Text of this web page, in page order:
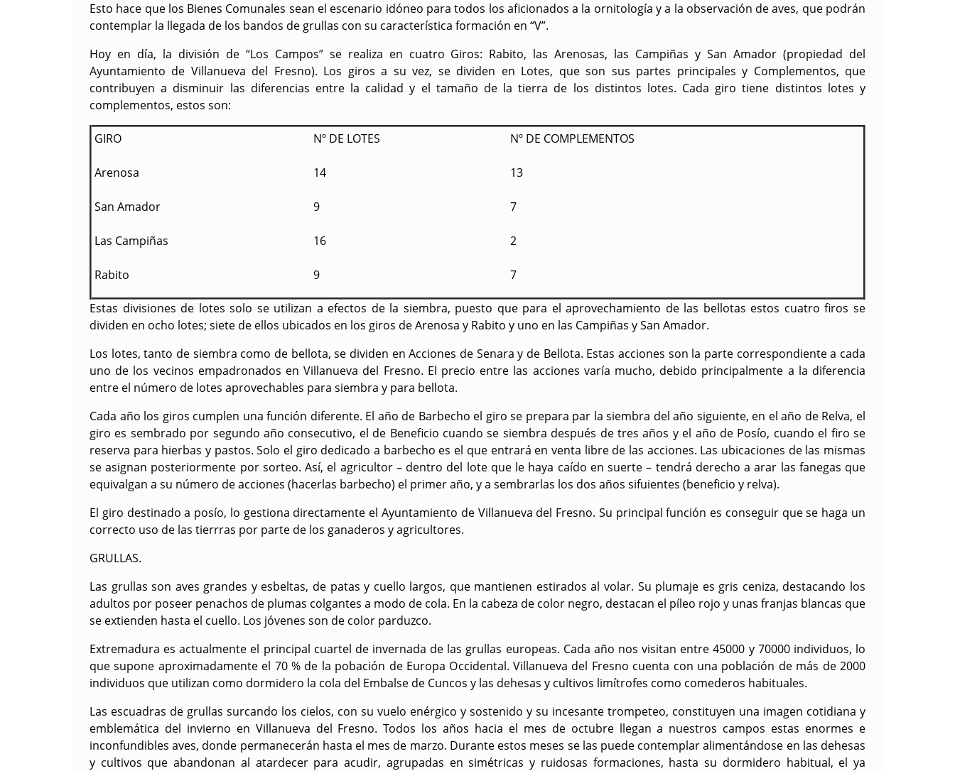
Esto hace que los Bienes Comunales sean el escenario idóneo para todos los aficionados a la ornitología y a la observación de aves, que podrán
contemplar la llegada de los bandos de grullas con su característica formación en “V”.
Hoy en día, la división de “Los Campos” se realiza en cuatro Giros: Rabito, las Arenosas, las Campiñas y San Amador (propiedad del
Ayuntamiento de Villanueva del Fresno). Los giros a su vez, se dividen en Lotes, que son sus partes principales y Complementos, que
contribuyen a disminuir las diferencias entre la calidad y el tamaño de la tierra de los distintos lotes. Cada giro tiene distintos lotes y
complementos, estos son:
GIRO Nº DE LOTES Nº DE COMPLEMENTOS
Arenosa 14 13
San Amador 9 7
Las Campiñas 16 2
Rabito 9 7
Estas divisiones de lotes solo se utilizan a efectos de la siembra, puesto que para el aprovechamiento de las bellotas estos cuatro firos se
dividen en ocho lotes; siete de ellos ubicados en los giros de Arenosa y Rabito y uno en las Campiñas y San Amador.
Los lotes, tanto de siembra como de bellota, se dividen en Acciones de Senara y de Bellota. Estas acciones son la parte correspondiente a cada
uno de los vecinos empadronados en Villanueva del Fresno. El precio entre las acciones varía mucho, debido principalmente a la diferencia
entre el número de lotes aprovechables para siembra y para bellota.
Cada año los giros cumplen una función diferente. El año de Barbecho el giro se prepara par la siembra del año siguiente, en el año de Relva, el
giro es sembrado por segundo año consecutivo, el de Beneficio cuando se siembra después de tres años y el año de Posío, cuando el firo se
reserva para hierbas y pastos. Solo el giro dedicado a barbecho es el que entrará en venta libre de las acciones. Las ubicaciones de las mismas
se asignan posteriormente por sorteo. Así, el agricultor – dentro del lote que le haya caído en suerte – tendrá derecho a arar las fanegas que
equivalgan a su número de acciones (hacerlas barbecho) el primer año, y a sembrarlas los dos años sifuientes (beneficio y relva).
El giro destinado a posío, lo gestiona directamente el Ayuntamiento de Villanueva del Fresno. Su principal función es conseguir que se haga un
correcto uso de las tierrras por parte de los ganaderos y agricultores.
GRULLAS.
Las grullas son aves grandes y esbeltas, de patas y cuello largos, que mantienen estirados al volar. Su plumaje es gris ceniza, destacando los
adultos por poseer penachos de plumas colgantes a modo de cola. En la cabeza de color negro, destacan el píleo rojo y unas franjas blancas que
se extienden hasta el cuello. Los jóvenes son de color parduzco.
Extremadura es actualmente el principal cuartel de invernada de las grullas europeas. Cada año nos visitan entre 45000 y 70000 individuos, lo
que supone aproximadamente el 70 % de la pobación de Europa Occidental. Villanueva del Fresno cuenta con una población de más de 2000
individuos que utilizan como dormidero la cola del Embalse de Cuncos y las dehesas y cultivos limítrofes como comederos habituales.
Las escuadras de grullas surcando los cielos, con su vuelo enérgico y sostenido y su incesante trompeteo, constituyen una imagen cotidiana y
emblemática del invierno en Villanueva del Fresno. Todos los años hacia el mes de octubre llegan a nuestros campos estas enormes e
inconfundibles aves, donde permanecerán hasta el mes de marzo. Durante estos meses se las puede contemplar alimentándose en las dehesas
y cultivos que abandonan al atardecer para acudir, agrupadas en simétricas y ruidosas formaciones, hasta su dormidero habitual, el ya